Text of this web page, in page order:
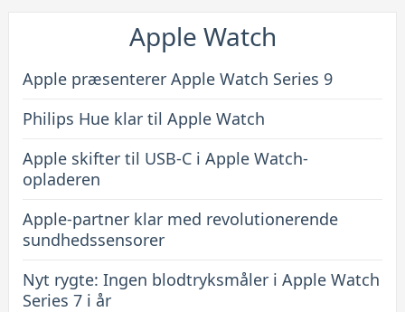
Apple Watch
Apple præsenterer Apple Watch Series 9
Philips Hue klar til Apple Watch
Apple skifter til USB-C i Apple Watch-
opladeren
Apple-partner klar med revolutionerende
sundhedssensorer
Nyt rygte: Ingen blodtryksmåler i Apple Watch
Series 7 i år